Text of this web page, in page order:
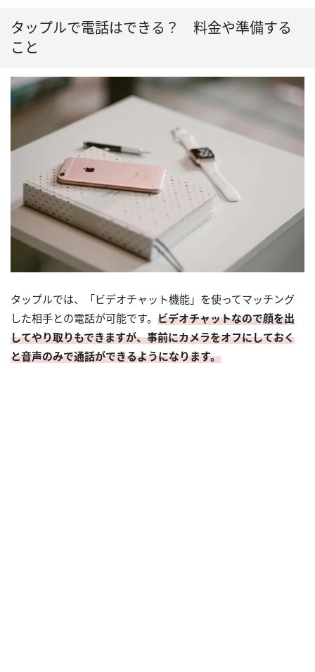
タップルで電話はできる？ 料金や準備する
こと
タップルでは、「ビデオチャット機能」を使ってマッチング
した相手との電話が可能です。 ビデオチャットなので顔を出
してやり取りもできますが、事前にカメラをオフにしておく
と音声のみで通話ができるようになります。